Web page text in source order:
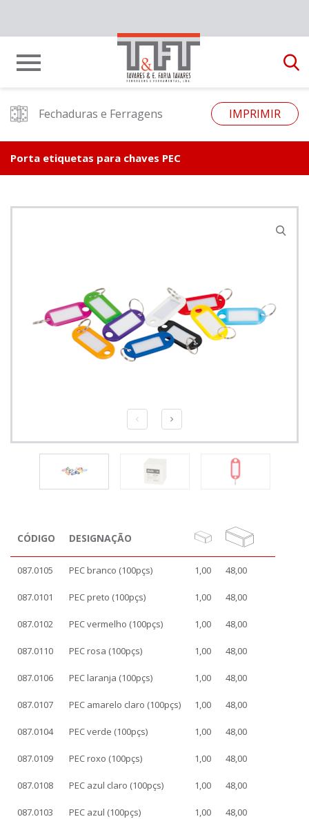
Fechaduras e Ferragens IMPRIMIR
Porta etiquetas para chaves PEC
CÓDIGO DESIGNAÇÃO
087.0105 PEC branco (100pçs) 1,00 48,00
087.0101 PEC preto (100pçs) 1,00 48,00
087.0102 PEC vermelho (100pçs) 1,00 48,00
087.0110 PEC rosa (100pçs) 1,00 48,00
087.0106 PEC laranja (100pçs) 1,00 48,00
087.0107 PEC amarelo claro (100pçs) 1,00 48,00
087.0104 PEC verde (100pçs) 1,00 48,00
087.0109 PEC roxo (100pçs) 1,00 48,00
087.0108 PEC azul claro (100pçs) 1,00 48,00
087.0103 PEC azul (100pçs) 1,00 48,00